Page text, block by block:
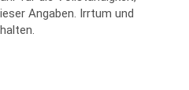
Angaben. Irrtum und